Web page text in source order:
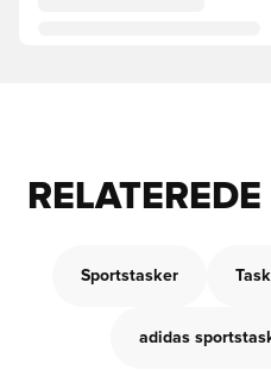
Sportstasker
adidas